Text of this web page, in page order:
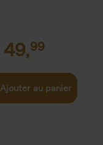
49,99
Ajouter au panier